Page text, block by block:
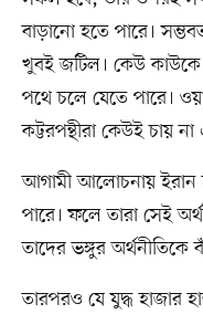
বাড়ানো হতে পারে।
খুবই জটিল। কেউ কাউকে
পথে চলে যেতে পারে।
কট্টরপন্থীরা কেউই চায়
আগামী আলোচনায় ইরান
পারে। ফলে তারা সেই
তাদের ভঙ্গুর অর্থনীতিকে
তারপরও যে যুদ্ধ হাজার